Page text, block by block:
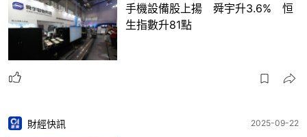
手機設備股上揚 舜宇升3.6% 恒
生指數升81點
財經快訊 2025-09-22